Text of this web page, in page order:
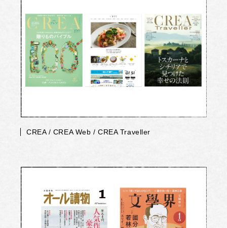
CREA / CREA Web / CREA Traveller